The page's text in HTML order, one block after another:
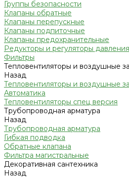
Группы безопасности
Клапаны обратные
Клапаны перепускные
Клапаны подпиточные
Клапаны предохранительные
Редукторы и регуляторы давления
Фильтры
Тепловентиляторы и воздушные
Назад
Тепловентиляторы и воздушные
Автоматика
Тепловентиляторы спец версия
Трубопроводная арматура
Назад
Трубопроводная арматура
Гибкая подводка
Обратные клапана
Фильтра магистральные
Декоративная сантехника
Назад